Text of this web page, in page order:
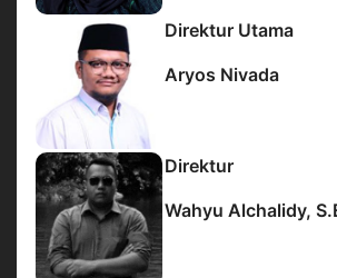
Direktur Utama
Aryos Nivada
Direktur
Wahyu Alchalidy,